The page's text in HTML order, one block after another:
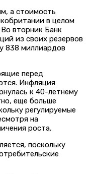
а стоимость
в целом
вторник Банк
из своих резервов
838 миллиардов
перед
Инфляция
к 40-летнему
еще больше
регулируемые
на
роста.
поскольку